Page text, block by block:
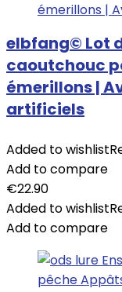
elbfang© Lot
caoutchouc
émerillons |
artificiels
Added to wishlist
Add to compare
€22.90
Added to wishlist
Add to compare